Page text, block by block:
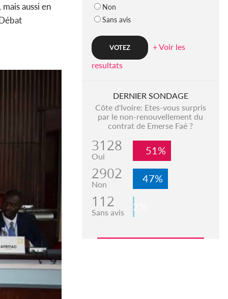
aussi en
Non
Sans avis
+ Voir les
resultats
DERNIER SONDAGE
Côte d'Ivoire: Etes-vous surpris
par le non-renouvellement du
contrat de Emerse Faé ?
3128
Oui 51%
2902
Non 47%
112
Sans avis 2%